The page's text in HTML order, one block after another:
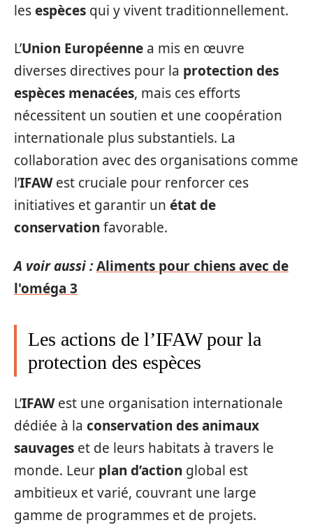
lesespèces qui y vivent traditionnellement.
L’Union Européenne a mis en œuvre
diverses directives pour la protection des
espèces menacées, mais ces efforts
nécessitent un soutien et une coopération
internationale plus substantiels. La
collaboration avec des organisations comme
l’IFAWest cruciale pour renforcer ces
initiatives et garantir un état de
conservation favorable.
A voir aussi :Aliments pour chiens avec de
l'oméga 3
Les actions de l’IFAW pour la
protection des espèces
L’IFAWest une organisation internationale
dédiée à la conservation des animaux
sauvages et de leurs habitats à travers le
monde. Leur plan d’action global est
ambitieux et varié, couvrant une large
gamme de programmes et de projets.